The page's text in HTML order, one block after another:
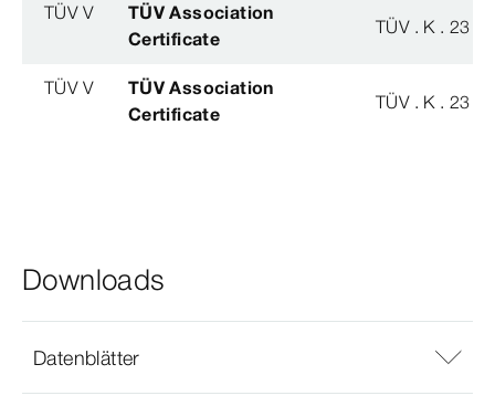
TÜV V
TÜV Association
Certificate
TÜV . K . 23 -
TÜV V
TÜV Association
Certificate
TÜV . K . 23 -
Downloads
Datenblätter